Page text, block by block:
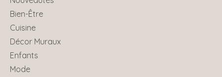
Bien-Être
Cuisine
Décor Muraux
Enfants
Mode